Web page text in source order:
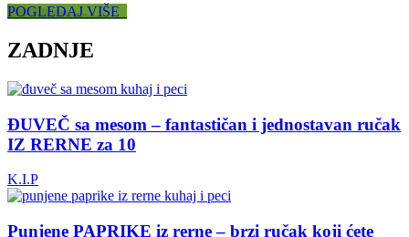
POGLEDAJ VIŠE
ZADNJE
ĐUVEČ sa mesom – fantastičan i jednostavan ručak
IZ RERNE za 10
K.I.P
Punjene PAPRIKE iz rerne – brzi ručak koji ćete